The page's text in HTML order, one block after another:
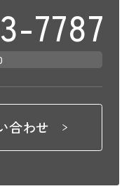
7787
合わせ